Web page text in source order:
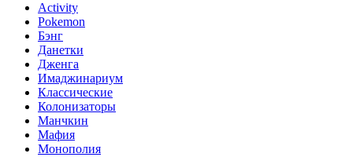
Activity
Pokemon
Бэнг
Данетки
Дженга
Имаджинариум
Классические
Колонизаторы
Манчкин
Мафия
Монополия